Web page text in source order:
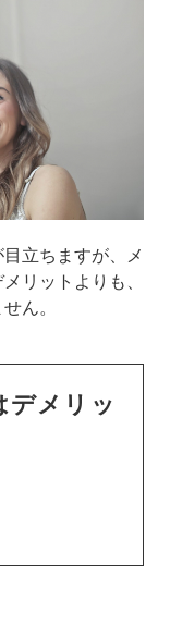
立ちますが、メ
リットよりも、
ん。
デメリッ